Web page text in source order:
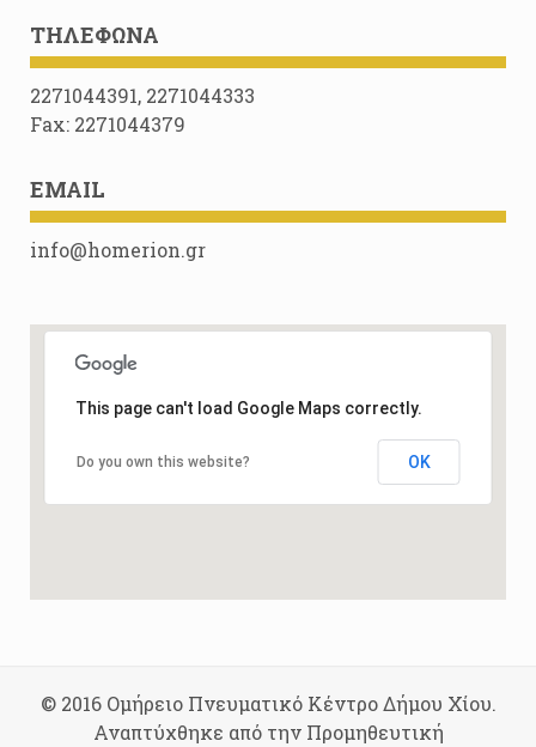
ΤΗΛΈΦΩΝΑ
2271044391, 2271044333
Fax: 2271044379
EMAIL
info@homerion.gr
This page can't load Google Maps correctly.
Do you own this website? OK
© 2016 Ομήρειο Πνευματικό Κέντρο Δήμου Χίου.
Αναπτύχθηκε από την Προμηθευτική